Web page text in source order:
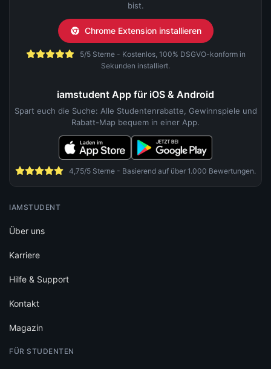
bist.
Chrome Extension installieren
5/5 Sterne - Kostenlos, 100% DSGVO-konform in
Sekunden installiert.
iamstudent App für iOS & Android
Spart euch die Suche: Alle Studentenrabatte, Gewinnspiele und
Rabatt-Map bequem in einer App.
4,75/5 Sterne - Basierend auf über 1.000 Bewertungen.
IAMSTUDENT
Über uns
Karriere
Hilfe & Support
Kontakt
Magazin
FÜR STUDENTEN